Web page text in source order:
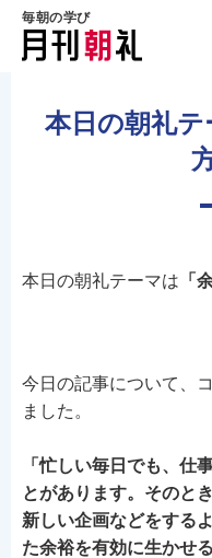
毎朝の学び
本日の朝礼
本日の朝礼テーマは 「
今日の記事について、
ました。
「忙しい毎日でも、仕
とがあります。そのと
新しい企画などをする
た余裕を有効に生かせ